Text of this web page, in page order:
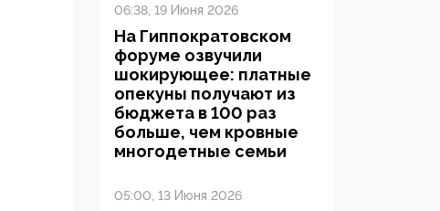
06:38, 19 Июня 2026
На Гиппократовском
форуме озвучили
шокирующее: платные
опекуны получают из
бюджета в 100 раз
больше, чем кровные
многодетные семьи
05:00, 13 Июня 2026